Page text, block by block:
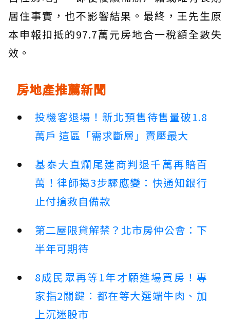
居住事實，也不影響結果。最終，王先生原
本申報扣抵的97.7萬元房地合一稅額全數失
效。
房地產推薦新聞
投機客退場！新北預售待售量破1.8
萬戶 這區「需求斷層」賣壓最大
基泰大直爛尾建商判退千萬再賠百
萬！律師揭3步驟應變：快通知銀行
止付搶救自備款
第二屋限貸解禁？北市房仲公會：下
半年可期待
8成民眾再等1年才願進場買房！專
家指2關鍵：都在等大選端牛肉、加
上沉迷股市